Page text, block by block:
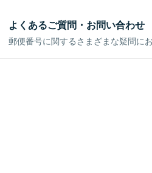
よくあるご質問・お問い合わせ
郵便番号に関するさまざまな疑問に